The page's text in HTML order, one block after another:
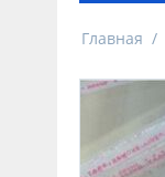
Главная /